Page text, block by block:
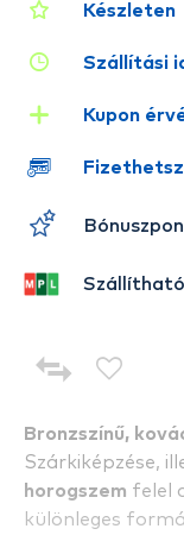
Bronzszínű,
Szárkiképzése,
horogszem felel
különleges
Készleten
Szállítási
Kupon